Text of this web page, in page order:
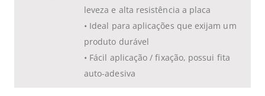
leveza e alta resistência a placa
• Ideal para aplicações que exijam um
produto durável
• Fácil aplicação / fixação, possui fita
auto-adesiva